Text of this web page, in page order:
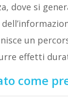
dove si
un
effetti
come